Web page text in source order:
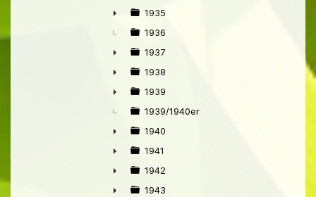
►
1935
1936
►
1937
►
1938
►
1939
1939/1940er
►
1940
►
1941
►
1942
1943